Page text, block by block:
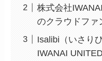
株式会社
のクラウドファ
Isalibi（いさり
IWANAI